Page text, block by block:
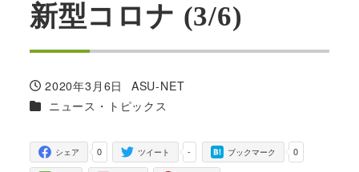
新型コロナ (3/6)
投稿日
2020年3月6日
著
者
ASU-NET
カテゴリー
ニュース・トピックス
0
シェア -
ツイート 0
ブックマーク